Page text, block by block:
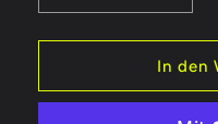
die
Menge
Kochmesser
die
für
In den